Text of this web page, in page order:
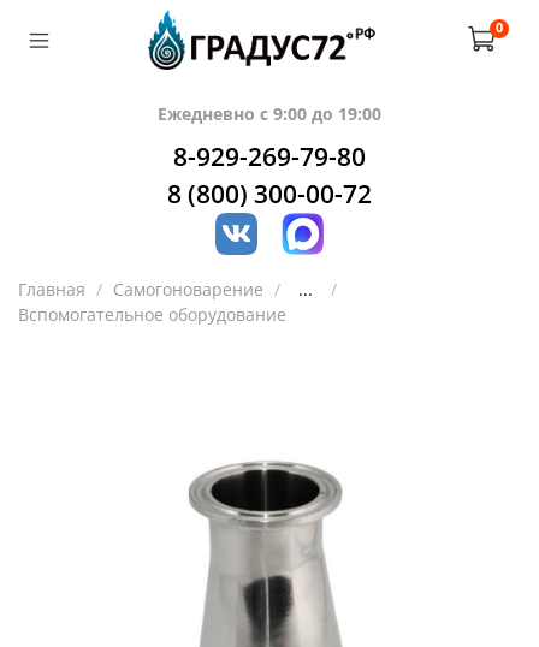
0
Ежедневно с 9:00 до 19:00
8-929-269-79-80
8 (800) 300-00-72
Главная Самогоноварение
...
Вспомогательное оборудование